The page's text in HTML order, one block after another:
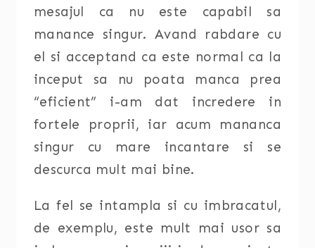
mesajul ca nu este capabil sa
manance singur. Avand rabdare cu
el si acceptand ca este normal ca la
inceput sa nu poata manca prea
“eficient” i-am dat incredere in
fortele proprii, iar acum mananca
singur cu mare incantare si se
descurca mult mai bine.
La fel se intampla si cu imbracatul,
de exemplu, este mult mai usor sa